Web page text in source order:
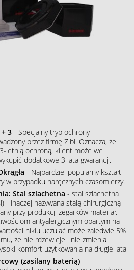
3 - Specjalny tryb ochrony
przez firmę Zibi. Oznacza, że
letnią ochroną, klient może we
dodatkowe 3 lata gwarancji.
- Najbardziej popularny kształt
w przypadku naręcznych czasomierzy.
Stal szlachetna - stal szlachetna
- inaczej nazywana stalą chirurgiczną
przy produkcji zegarków materiał.
antyalergicznym opartym na
niklu uczulać może zaledwie 5%
że nie rdzewieje i nie zmienia
komfort użytkowania na długie lata
(zasilany baterią) -